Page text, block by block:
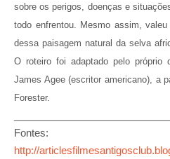
sobre os perigos, doenças e
todo enfrentou. Mesmo assim,
dessa paisagem natural da selva
O roteiro foi adaptado pelo próprio
James Agee (escritor americano), a
Forester.
Fontes:
http://